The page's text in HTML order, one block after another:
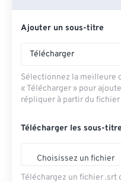
Ajouter un sous-titre
Télécharger
Sélectionnez la meilleure
« Télécharger » pour
répliquer à partir du
Télécharger les sous-
Choisissez un fichier
Téléchargez un fichier .srt